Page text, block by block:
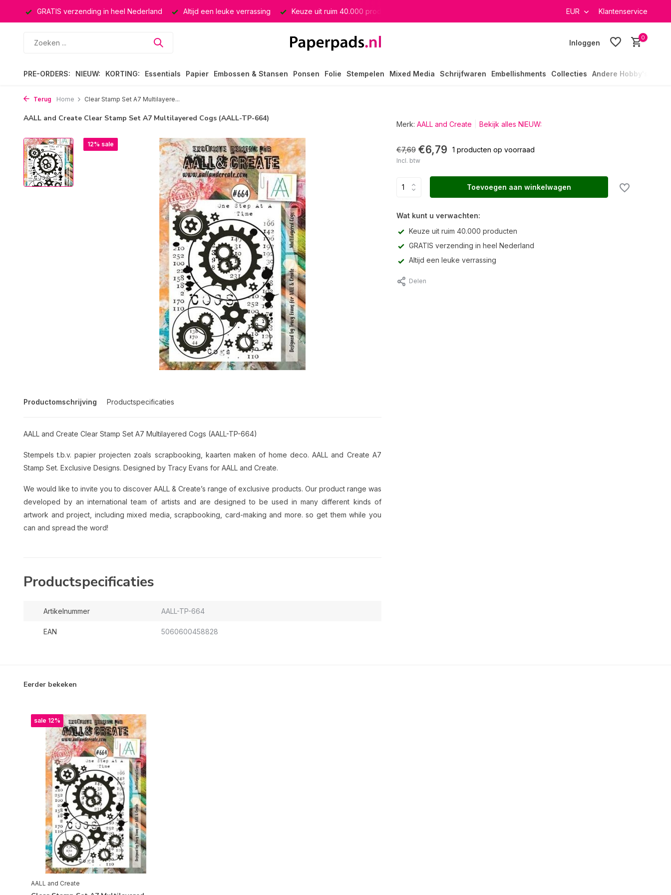
GRATIS verzending in heel Nederland Altijd een leuke verrassing Keuze uit ruim 40.000 producten EUR Klantenservice
Inloggen
0
PRE-ORDERS: NIEUW: KORTING: Essentials Papier Embossen & Stansen Ponsen Folie Stempelen Mixed Media Schrijfwaren Embellishments Collecties Andere Hobby's
Terug Home Clear Stamp Set A7 Multilayere...
AALL and Create Clear Stamp Set A7 Multilayered Cogs (AALL-TP-664)
12% sale
Productomschrijving Productspecificaties
AALL and Create Clear Stamp Set A7 Multilayered Cogs (AALL-TP-664)
Stempels t.b.v. papier projecten zoals scrapbooking, kaarten maken of home deco. AALL and Create A7
Stamp Set. Exclusive Designs. Designed by Tracy Evans for AALL and Create.
We would like to invite you to discover AALL & Create’s range of exclusive products. Our product range was
developed by an international team of artists and are designed to be used in many different kinds of
artwork and project, including mixed media, scrapbooking, card-making and more. so get them while you
can and spread the word!
Productspecificaties
Artikelnummer AALL-TP-664
EAN 5060600458828
Merk: AALL and Create Bekijk alles NIEUW:
€7,69 €6,79 1 producten op voorraad
Incl. btw
Toevoegen aan winkelwagen
Wat kunt u verwachten:
Keuze uit ruim 40.000 producten
GRATIS verzending in heel Nederland
Altijd een leuke verrassing
Delen
Eerder bekeken
sale 12%
AALL and Create